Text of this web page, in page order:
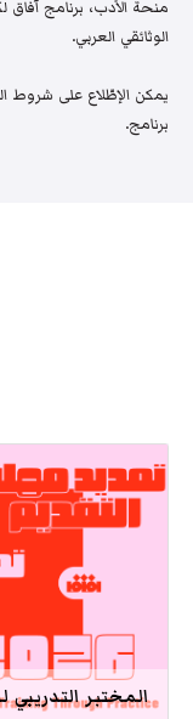
منحة الأدب، برنامج آفاق
الوثائقي العربي.
يمكن الإطّلاع على شروط
برنامج.
المختبر التدريبي